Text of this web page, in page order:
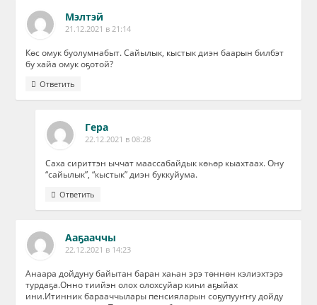
Мэлтэй
21.12.2021 в 21:14
Көс омук буолумнабыт. Сайылык, кыстык диэн баарын билбэт
бу хайа омук оҕотой?
Ответить
Гера
22.12.2021 в 08:28
Саха сириттэн ыччат маассабайдык көһөр кыахтаах. Ону
“сайылык”, “кыстык” диэн буккуйума.
Ответить
Ааҕааччы
22.12.2021 в 14:23
Анаара дойдуну байытан баран хаһан эрэ төннөн кэлиэхтэрэ
турдаҕа.Онно тиийэн олох олохсуйар киһи аҕыйах
ини.Итинник барааччылары пенсияларын соҕупууҥҥу дойду